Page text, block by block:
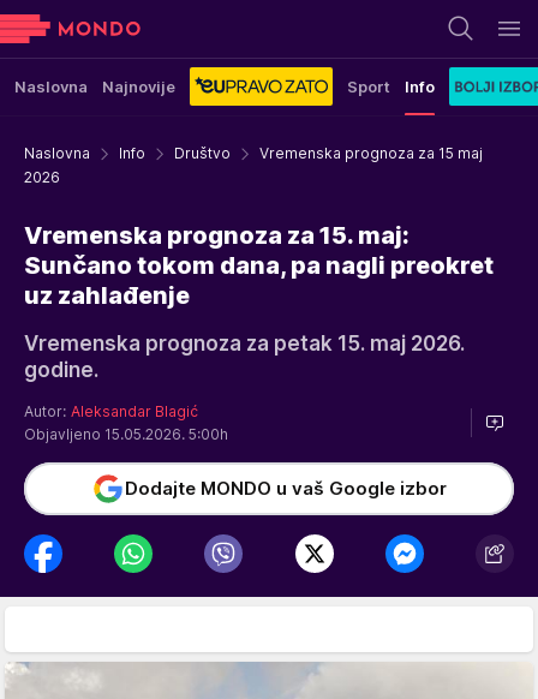
Naslovna Najnovije Sport Info
Naslovna Info Društvo
Vremenska prognoza za 15 maj
2026
Vremenska prognoza za 15. maj:
Sunčano tokom dana, pa nagli preokret
uz zahlađenje
Vremenska prognoza za petak 15. maj 2026.
godine.
Autor: Aleksandar Blagić
Objavljeno 15.05.2026. 5:00h
Dodajte MONDO u vaš Google izbor